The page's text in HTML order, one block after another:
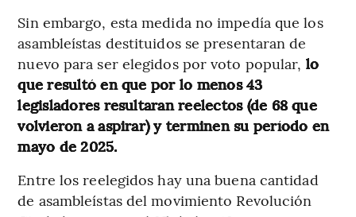
Sin embargo, esta medida no impedía que los
asambleístas destituidos se presentaran de
nuevo para ser elegidos por voto popular, lo
que resultó en que por lo menos 43
legisladores resultaran reelectos (de 68 que
volvieron a aspirar) y terminen su período en
mayo de 2025.
Entre los reelegidos hay una buena cantidad
de asambleístas del movimiento Revolución